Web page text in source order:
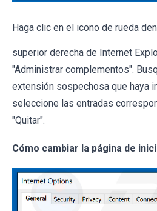
Haga clic en el icono de rueda
superior derecha de Internet
"Administrar complementos".
extensión sospechosa que haya
seleccione las entradas
"Quitar".
Cómo cambiar la página de